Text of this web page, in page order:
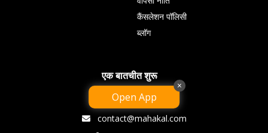
कैंसलेशन पॉलिसी
ब्लॉग
एक बातचीत शुरू
09238069858
contact@mahakal.com
Open App
×